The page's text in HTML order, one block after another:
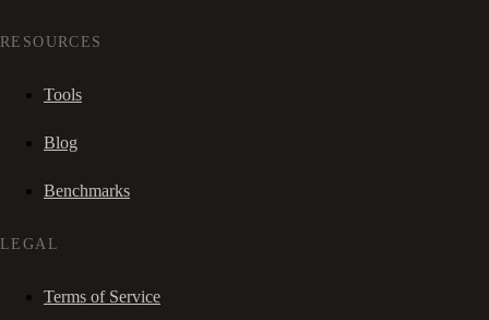
RESOURCES
Tools
Blog
Benchmarks
LEGAL
Terms of Service